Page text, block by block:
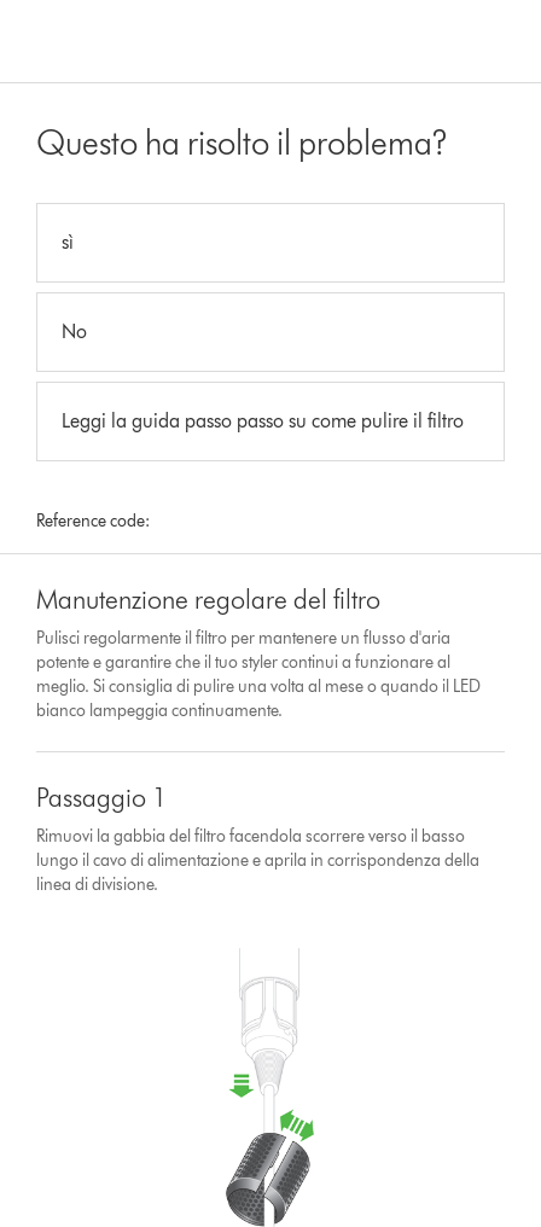
Questo ha risolto il problema?
sì
No
Leggi la guida passo passo su come pulire il filtro
Reference code:
Manutenzione regolare del filtro
Pulisci regolarmente il filtro per mantenere un flusso d'aria
potente e garantire che il tuo styler continui a funzionare al
meglio. Si consiglia di pulire una volta al mese o quando il LED
bianco lampeggia continuamente.
Passaggio 1
Rimuovi la gabbia del filtro facendola scorrere verso il basso
lungo il cavo di alimentazione e aprila in corrispondenza della
linea di divisione.